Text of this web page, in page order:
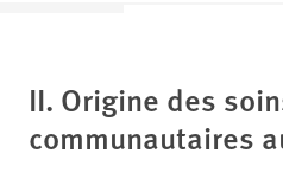
II. Origine des
communautaires